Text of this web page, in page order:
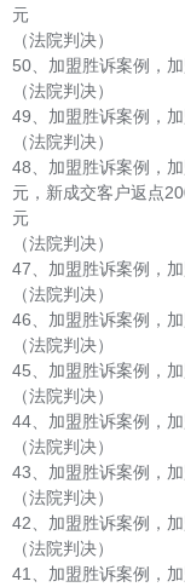
元
（法院判决）
50、加盟胜诉案例，
（法院判决）
49、加盟胜诉案例，
（法院判决）
48、加盟胜诉案例，
元，新成交客户返点
元
（法院判决）
47、加盟胜诉案例，
（法院判决）
46、加盟胜诉案例，
（法院判决）
45、加盟胜诉案例，
（法院判决）
44、加盟胜诉案例，
（法院判决）
43、加盟胜诉案例，
（法院判决）
42、加盟胜诉案例，
（法院判决）
41、加盟胜诉案例，